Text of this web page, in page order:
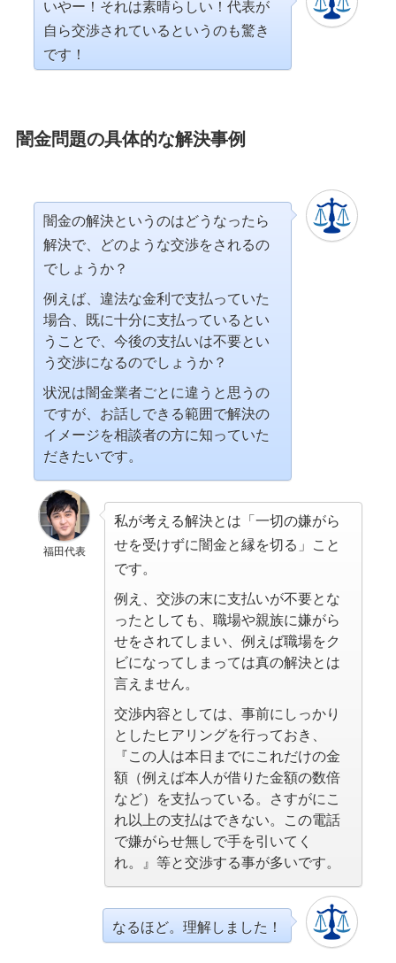
いやー！それは素晴らしい！代表が
自ら交渉されているというのも驚き
です！
闇金問題の具体的な解決事例
闇金の解決というのはどうなったら
解決で、どのような交渉をされるの
でしょうか？
例えば、違法な金利で支払っていた
場合、既に十分に支払っているとい
うことで、今後の支払いは不要とい
う交渉になるのでしょうか？
状況は闇金業者ごとに違うと思うの
ですが、お話しできる範囲で解決の
イメージを相談者の方に知っていた
だきたいです。
福田代表
私が考える解決とは「一切の嫌がら
せを受けずに闇金と縁を切る」こと
です。
例え、交渉の末に支払いが不要とな
ったとしても、職場や親族に嫌がら
せをされてしまい、例えば職場をク
ビになってしまっては真の解決とは
言えません。
交渉内容としては、事前にしっかり
としたヒアリングを行っておき、
『この人は本日までにこれだけの金
額（例えば本人が借りた金額の数倍
など）を支払っている。さすがにこ
れ以上の支払はできない。この電話
で嫌がらせ無しで手を引いてく
れ。』等と交渉する事が多いです。
なるほど。理解しました！